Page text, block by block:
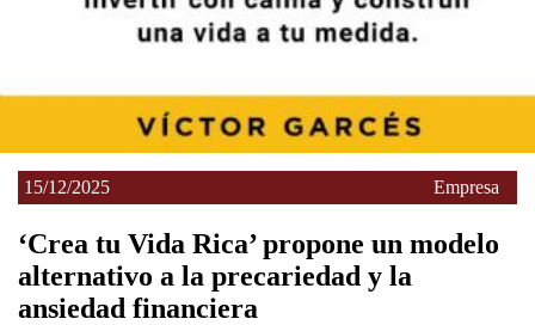
15/12/2025 Empresa
‘Crea tu Vida Rica’ propone un modelo
alternativo a la precariedad y la
ansiedad financiera